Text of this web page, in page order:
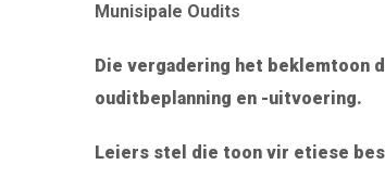
Munisipale Oudits
Die vergadering het beklemtoon
ouditbeplanning en -uitvoering.
Leiers stel die toon vir etiese